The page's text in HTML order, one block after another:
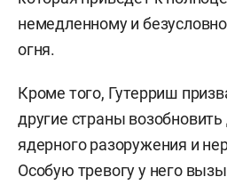
немедленному и
огня.
Кроме того, Гутерриш
другие страны
ядерного разоружения и
Особую тревогу у него